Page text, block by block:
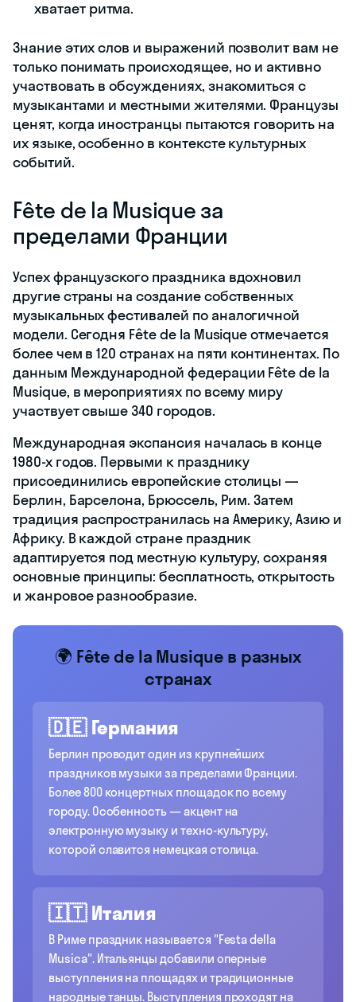
хватает ритма.
Знание этих слов и выражений позволит вам не
только понимать происходящее, но и активно
участвовать в обсуждениях, знакомиться с
музыкантами и местными жителями. Французы
ценят, когда иностранцы пытаются говорить на
их языке, особенно в контексте культурных
событий.
Fête de la Musique за
пределами Франции
Успех французского праздника вдохновил
другие страны на создание собственных
музыкальных фестивалей по аналогичной
модели. Сегодня Fête de la Musique отмечается
более чем в 120 странах на пяти континентах. По
данным Международной федерации Fête de la
Musique, в мероприятиях по всему миру
участвует свыше 340 городов.
Международная экспансия началась в конце
1980-х годов. Первыми к празднику
присоединились европейские столицы —
Берлин, Барселона, Брюссель, Рим. Затем
традиция распространилась на Америку, Азию и
Африку. В каждой стране праздник
адаптируется под местную культуру, сохраняя
основные принципы: бесплатность, открытость
и жанровое разнообразие.
🌍 Fête de la Musique в разных
странах
🇩🇪 Германия
Берлин проводит один из крупнейших
праздников музыки за пределами Франции.
Более 800 концертных площадок по всему
городу. Особенность — акцент на
электронную музыку и техно-культуру,
которой славится немецкая столица.
🇮🇹 Италия
В Риме праздник называется "Festa della
Musica". Итальянцы добавили оперные
выступления на площадях и традиционные
народные танцы. Выступления проходят на